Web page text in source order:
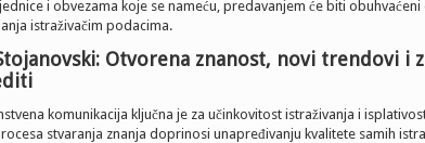
i obvezama koje se nameću, predavanjem će biti
istraživačim podacima.
Otvorena znanost, novi trendovi i
komunikacija ključna je za učinkovitost istraživanja i
stvaranja znanja doprinosi unapređivanju kvalitete samih